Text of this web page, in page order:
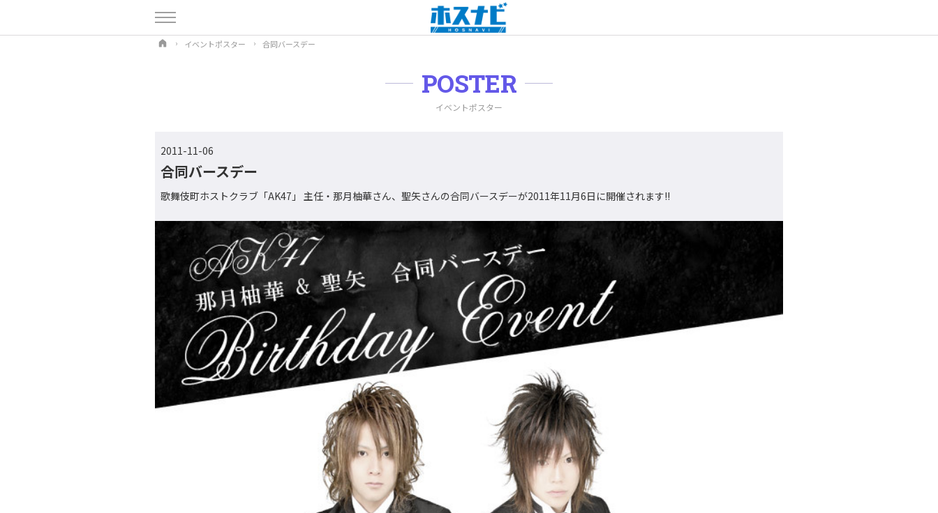
イベントポスター 合同バースデー
POSTER
イベントポスター
2011-11-06
合同バースデー
歌舞伎町ホストクラブ「AK47」 主任・那月柚華さん、聖矢さんの合同バースデーが2011年11月6日に開催されます!!